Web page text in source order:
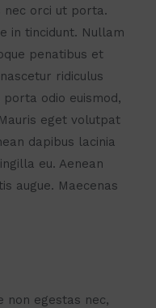
nec orci ut porta.
in tincidunt. Nullam
penatibus et
ridiculus
odio euismod,
eget volutpat
dapibus lacinia
eu. Aenean
augue. Maecenas
non egestas nec,